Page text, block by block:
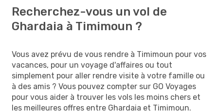
Recherchez-vous un vol de
Ghardaia à Timimoun ?
Vous avez prévu de vous rendre à Timimoun pour vos
vacances, pour un voyage d'affaires ou tout
simplement pour aller rendre visite à votre famille ou
à des amis ? Vous pouvez compter sur GO Voyages
pour vous aider à trouver les vols les moins chers et
les meilleures offres entre Ghardaia et Timimoun.